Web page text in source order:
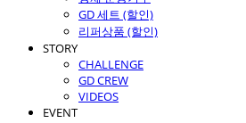
GD 세트 (할인)
리퍼상품 (할인)
STORY
CHALLENGE
GD CREW
VIDEOS
EVENT